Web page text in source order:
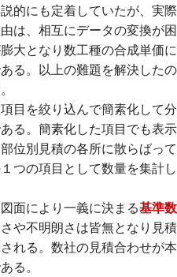
的にも定着していたが、実際
は、相互にデータの変換が困
大となり数工種の合成単価に
る。以上の難題を解決したの
目を絞り込んで簡素化して分
る。簡素化した項目でも表示
位別見積の各所に散らばって
つの項目として数量を集計し
面により一義に決まる基準数
や不明朗さは皆無となり見積
れる。数社の見積合わせが本
る。